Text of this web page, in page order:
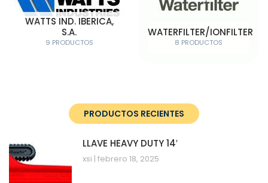
WATTS IND. IBERICA,
S.A.
9 PRODUCTOS
WATERFILTER/IONFILTER
8 PRODUCTOS
PRODUCTOS RECIENTES
LLAVE HEAVY DUTY 14′
xsi febrero 18, 2025